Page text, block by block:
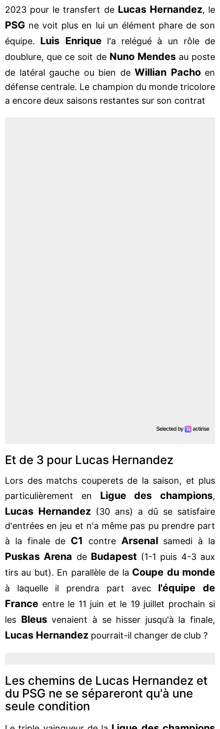
2023 pour le transfert de Lucas Hernandez, le
PSG ne voit plus en lui un élément phare de son
équipe. Luis Enriquel'a relégué à un rôle de
doublure, que ce soit de Nuno Mendes au poste
de latéral gauche ou bien de Willian Pachoen
défense centrale. Le champion du monde tricolore
a encore deux saisons restantes sur son contrat
Et de 3 pour Lucas Hernandez
Lors des matchs couperets de la saison, et plus
particulièrement en Ligue des champions,
Lucas Hernandez (30 ans) a dû se satisfaire
d'entrées en jeu et n'a même pas pu prendre part
à la finale de C1 contre Arsenalsamedi à la
Puskas Arena de Budapest (1-1 puis 4-3 aux
tirs au but). En parallèle de la Coupe du monde
à laquelle il prendra part avec l'équipe de
France entre le 11 juin et le 19 juillet prochain si
les Bleusvenaient à se hisser jusqu'à la finale,
Lucas Hernandez pourrait-il changer de club ?
Les chemins de Lucas Hernandez et
du PSG ne se sépareront qu'à une
seule condition